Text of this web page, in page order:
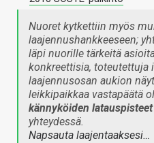
Nuoret kytkettiin myös
laajennushankkeeseen;
läpi nuorille tärkeitä
konkreettisia, toteutettuja
laajennusosan aukion
leikkipaikkaa vastapäätä
kännyköiden latauspisteet
yhteydessä.
Napsauta laajentaaksesi…